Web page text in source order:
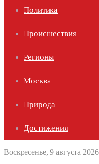
Политика
Происшествия
Регионы
Москва
Природа
Достижения
Воскресенье, 9 августа 2026